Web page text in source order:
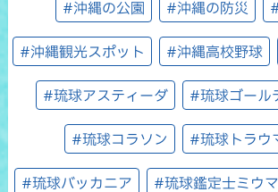
#沖縄の公園 #沖縄の防災
#沖縄観光スポット #沖縄高校野球
#琉球アスティーダ #琉球ゴール
#琉球コラソン #琉球トラウ
#琉球バッカニア #琉球鑑定士ミウ